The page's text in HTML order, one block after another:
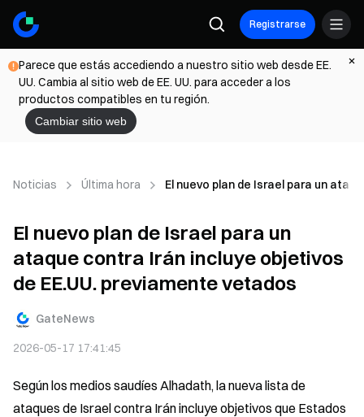
Registrarse
Parece que estás accediendo a nuestro sitio web desde EE.
UU. Cambia al sitio web de EE. UU. para acceder a los
productos compatibles en tu región.
Cambiar sitio web
Noticias Última hora El nuevo plan de Israel para un
El nuevo plan de Israel para un
ataque contra Irán incluye objetivos
de EE.UU. previamente vetados
GateNews
2026-05-17 17:41:45
Según los medios saudíes Alhadath, la nueva lista de
ataques de Israel contra Irán incluye objetivos que Estados